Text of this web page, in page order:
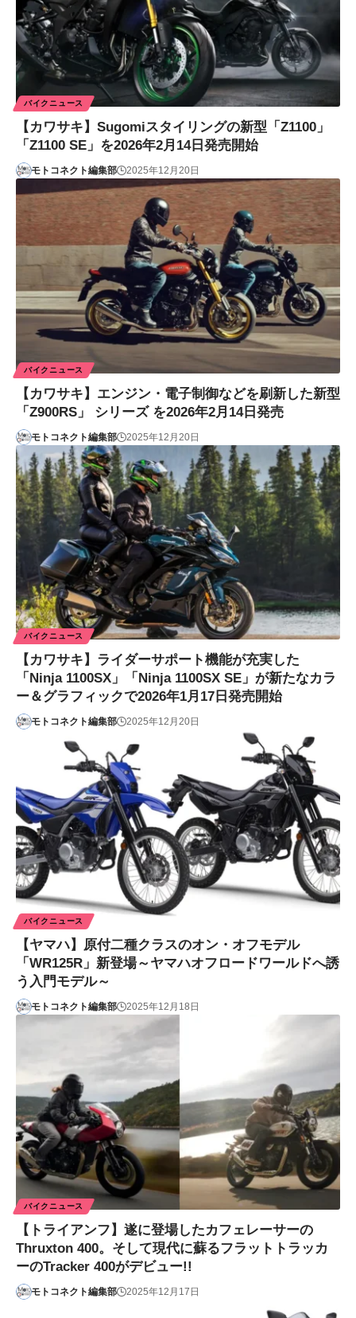
バイクニュース
【カワサキ】Sugomiスタイリングの新型「Z1100」
「Z1100 SE」を2026年2月14日発売開始
モトコネクト編集部 2025年12月20日
バイクニュース
【カワサキ】エンジン・電子制御などを刷新した新型
「Z900RS」 シリーズ を2026年2月14日発売
モトコネクト編集部 2025年12月20日
バイクニュース
【カワサキ】ライダーサポート機能が充実した
「Ninja 1100SX」「Ninja 1100SX SE」が新たなカラ
ー＆グラフィックで2026年1月17日発売開始
モトコネクト編集部 2025年12月20日
バイクニュース
【ヤマハ】原付二種クラスのオン・オフモデル
「WR125R」新登場～ヤマハオフロードワールドへ誘
う入門モデル～
モトコネクト編集部 2025年12月18日
バイクニュース
【トライアンフ】遂に登場したカフェレーサーの
Thruxton 400。そして現代に蘇るフラットトラッカ
ーのTracker 400がデビュー!!
モトコネクト編集部 2025年12月17日